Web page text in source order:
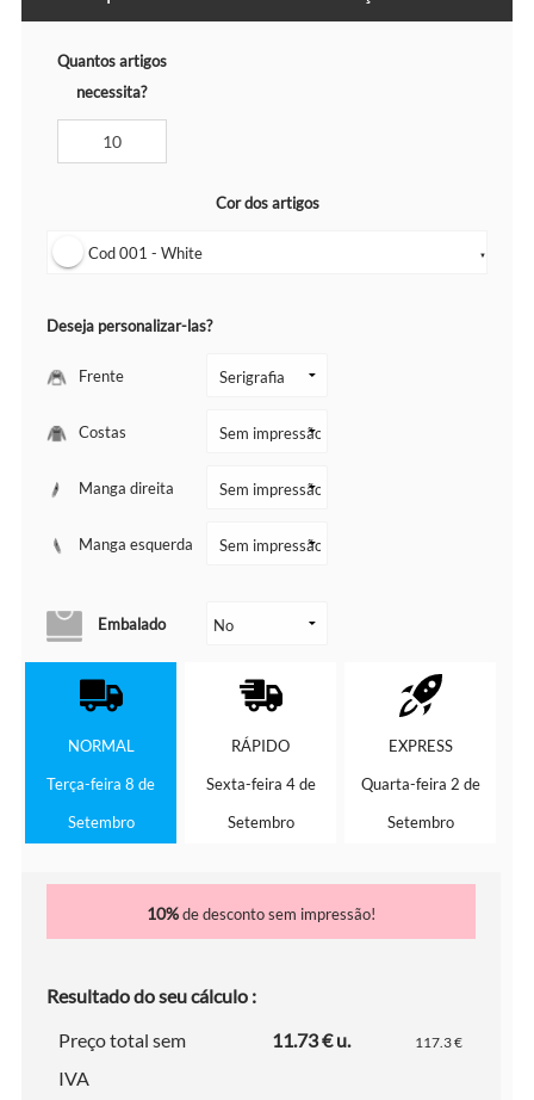
Quantos artigos
necessita?
Cor dos artigos
Cod 001 - White ▼
Deseja personalizar-las?
Frente
Costas
Manga direita
Manga esquerda
Embalado
NORMAL
Terça-feira 8 de
Setembro
RÁPIDO
Sexta-feira 4 de
Setembro
EXPRESS
Quarta-feira 2 de
Setembro
10%de desconto sem impressão!
Resultado do seu cálculo :
Preço total sem
IVA
11.73 € u. 117.3 €